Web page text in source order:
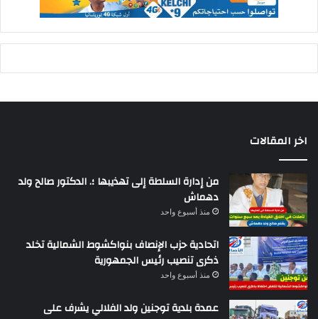
اخر المقالات
من إدارة السلطة إلى تهذيبها ؛. الدكتور صالح ولد
دهماش
منذ أسبوع واحد
اتحادية حزب الإنصاف بنواكشوط الشمالية تخلد
ذكرى تنصيب رئيس الجمهورية
منذ أسبوع واحد
عمدة بلدية توجنين ولد الفلالي يشرف على